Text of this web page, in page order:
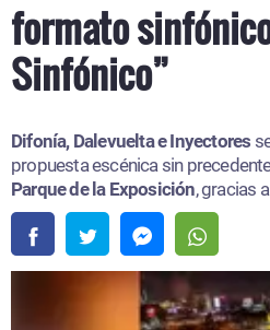
formato
Sinfónico”
Difonía, Dalevuelta e Inyectores
propuesta escénica sin
Parque de la Exposición, gracias